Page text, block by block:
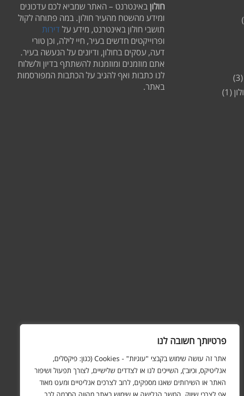
פרטיותך חשובה לנו
אתר זה עושה שימוש בקבצי "עוגיות" - Cookies (כגון: פיקסלים,
אנליטיקס, וכיוב'), השייכים לנו או לצדדים שלישיים, לצורך תפעול ושיפור
האתר או השירותים שאנו מספקים, לרוב לצרכים אנליטיים ומעט מאוד
(3)
(1)
חולוןבאינטרנט – האתר שמביא לכם עדכונים
ומידע מהשטח מהעיר חולון. במה פתוחה לקול
תושבי חולון באינטרנט, מידע על דירות
ופרוייקטים חדשים בעיר, חיי לילה, וכן טורי
דעה, עסקים בחולון, ודיונים על הנעשה בעיר.
אתם מוזמנים ומוזמנות להשתתף בדיון ולשלוח
לנו כתבות ואף להגיב על הכתבות המפורסמות
באתר.